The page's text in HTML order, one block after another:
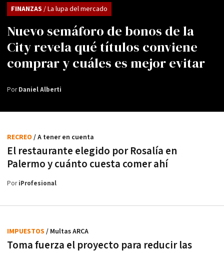
Nuevo semáforo de bonos de la
City revela qué títulos conviene
comprar y cuáles es mejor evitar
FINANZAS / La lupa del mercado
PorDaniel Alberti
El restaurante elegido por Rosalía en
Palermo y cuánto cuesta comer ahí
RECREO / A tener en cuenta
PoriProfesional
Toma fuerza el proyecto para reducir las
IMPUESTOS / Multas ARCA